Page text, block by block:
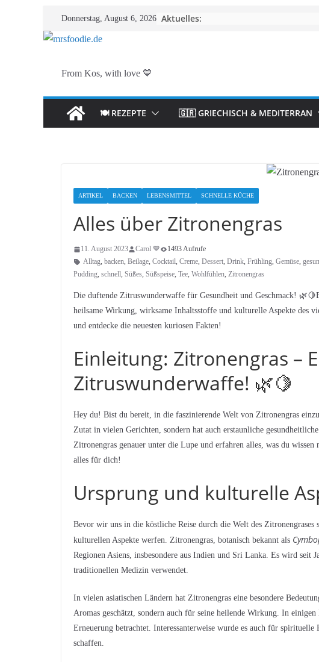
Inhalt
Donnerstag, August 6, 2026 Aktuelles:
From Kos, with love 💙
🍽️ REZEPTE 🇬🇷 GRIECHISCH & MEDITERRAN
ARTIKEL BACKEN LEBENSMITTEL SCHNELLE KÜCHE
Alles über Zitronengras
11. August 2023 Carol 💙
1493 Aufrufe
Alltag, backen, Beilage, Cocktail, Creme, Dessert, Drink, Frühling, Gemüse,
Pudding, schnell, Süßes, Süßspeise, Tee, Wohlfühlen, Zitronengras
Die duftende Zitruswunderwaffe für Gesundheit und Geschmack!
heilsame Wirkung, wirksame Inhaltsstoffe und kulturelle Aspekte des
und entdecke die neuesten kuriosen Fakten!
Einleitung: Zitronengras –
Zitruswunderwaffe! 🌿🍋
Hey du! Bist du bereit, in die faszinierende Welt von Zitronengras
Zutat in vielen Gerichten, sondern hat auch erstaunliche
Zitronengras genauer unter die Lupe und erfahren alles, was du
alles für dich!
Ursprung und kulturelle
Bevor wir uns in die köstliche Reise durch die Welt des
kulturellen Aspekte werfen. Zitronengras, botanisch bekannt als
Regionen Asiens, insbesondere aus Indien und Sri Lanka. Es wird seit
traditionellen Medizin verwendet.
In vielen asiatischen Ländern hat Zitronengras eine besondere
Aromas geschätzt, sondern auch für seine heilende Wirkung. In
Erneuerung betrachtet. Interessanterweise wurde es auch für
schaffen.